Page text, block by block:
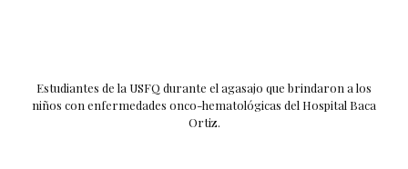
Estudiantes de la USFQ durante el agasajo que brindaron a los
niños con enfermedades onco-hematológicas del Hospital Baca
Ortiz.